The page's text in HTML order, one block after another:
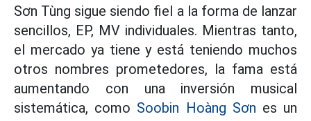
Sơn Tùng sigue siendo fiel a la forma de lanzar
sencillos, EP, MV individuales. Mientras tanto,
el mercado ya tiene y está teniendo muchos
otros nombres prometedores, la fama está
aumentando con una inversión musical
sistemática, como Soobin Hoàng Sơn es un